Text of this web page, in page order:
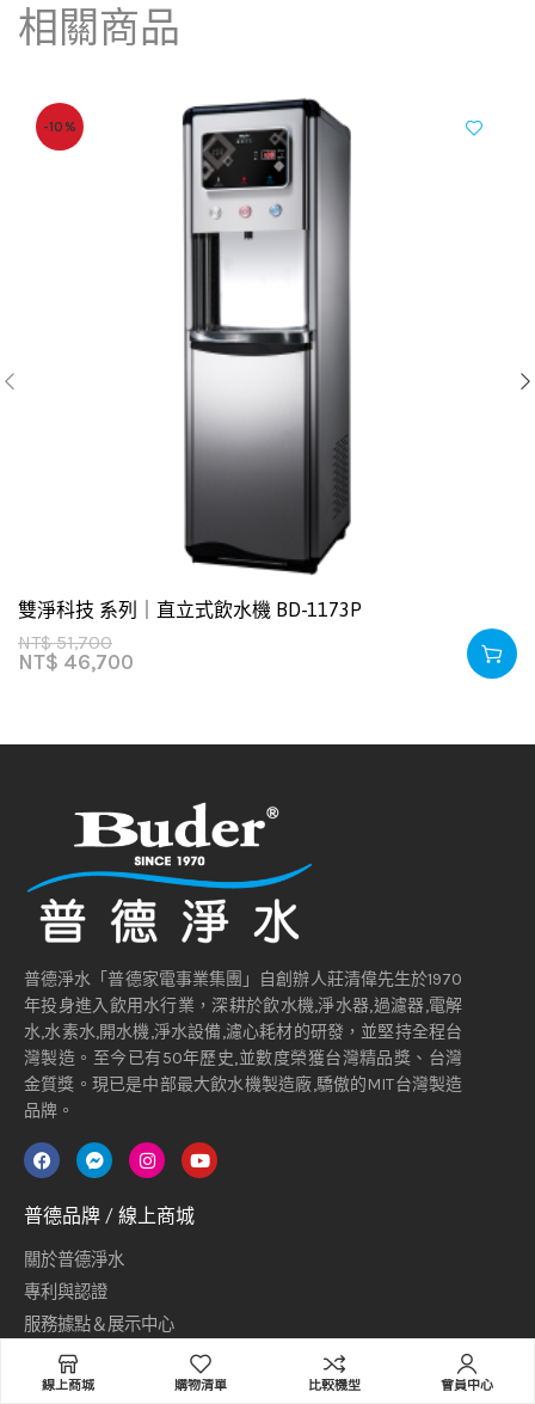
相關商品
-10%
雙淨科技 系列｜直立式飲水機 BD-1173P
NT$51,700
NT$ 46,700
普德淨水「普德家電事業集團」自創辦人莊清偉先生於1970
年投身進入飲用水行業，深耕於飲水機,淨水器,過濾器,電解
水,水素水,開水機,淨水設備,濾心耗材的研發，並堅持全程台
灣製造。至今已有50年歷史,並數度榮獲台灣精品獎、台灣
金質獎。現已是中部最大飲水機製造廠,驕傲的MIT台灣製造
品牌。
普德品牌 / 線上商城
關於普德淨水
專利與認證
服務據點＆展示中心
產品型錄下載專區
購物須知＆出貨方式
線上商城 購物清單 比較機型 會員中心